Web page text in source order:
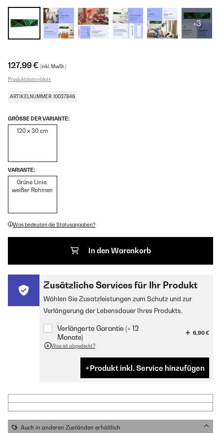
+3
127,99 € (inkl. MwSt.)
Produktdatenblatt
ARTIKELNUMMER: 10037846
GRÖSSE DER VARIANTE:
120 x 30 cm
VARIANTE:
Grüne Linie,
weißer Rahmen
Was bedeuten die Statusangaben?
In den Warenkorb
Zusätzliche Services für Ihr Produkt
Wählen Sie Zusatzleistungen zum Schutz und zur
Verlängerung der Lebensdauer Ihres Produkts.
Verlängerte Garantie (+ 12
Monate)
6,90 €
Was ist abgedeckt?
Produkt inkl. Service hinzufügen
Auch in anderen Zuständen erhältlich